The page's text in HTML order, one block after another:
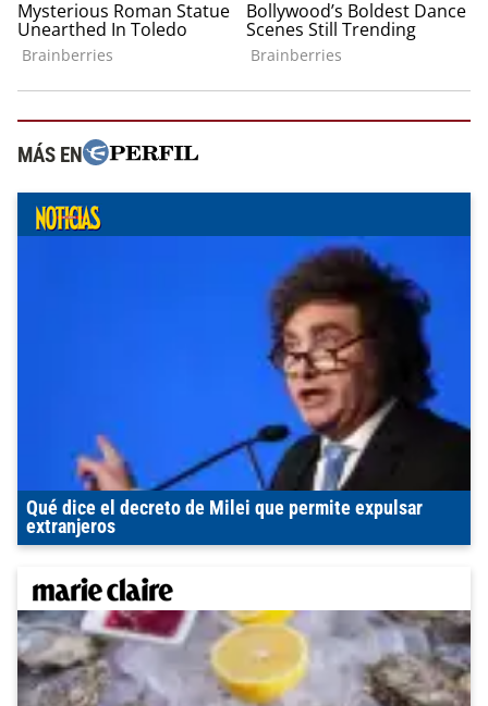
MÁS EN
Qué dice el decreto de Milei que permite expulsar
extranjeros